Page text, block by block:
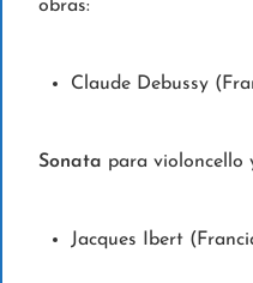
obras:
Claude Debussy
Sonata para violoncello
Jacques Ibert